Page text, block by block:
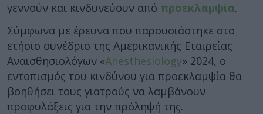
γεννούν και κινδυνεύουν από προεκλαμψία.
Σύμφωνα με έρευνα που παρουσιάστηκε στο
ετήσιο συνέδριο της Αμερικανικής Εταιρείας
Αναισθησιολόγων «Anesthesiology» 2024, ο
εντοπισμός του κινδύνου για προεκλαμψία θα
βοηθήσει τους γιατρούς να λαμβάνουν
προφυλάξεις για την πρόληψή της.